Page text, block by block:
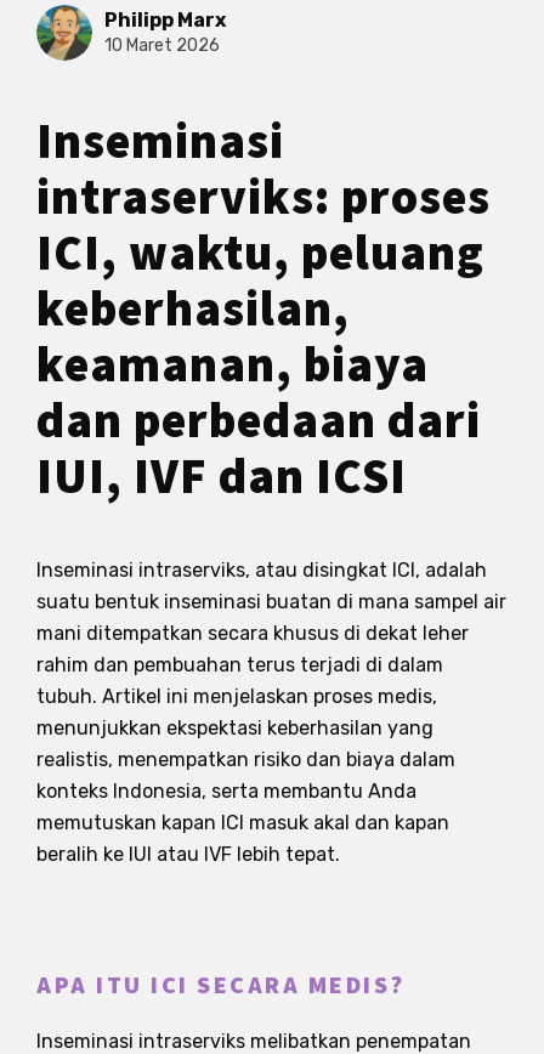
Philipp Marx
10 Maret 2026
Inseminasi
intraserviks: proses
ICI, waktu, peluang
keberhasilan,
keamanan, biaya
dan perbedaan dari
IUI, IVF dan ICSI
Inseminasi intraserviks, atau disingkat ICI, adalah
suatu bentuk inseminasi buatan di mana sampel air
mani ditempatkan secara khusus di dekat leher
rahim dan pembuahan terus terjadi di dalam
tubuh. Artikel ini menjelaskan proses medis,
menunjukkan ekspektasi keberhasilan yang
realistis, menempatkan risiko dan biaya dalam
konteks Indonesia, serta membantu Anda
memutuskan kapan ICI masuk akal dan kapan
beralih ke IUI atau IVF lebih tepat.
APA ITU ICI SECARA MEDIS?
Inseminasi intraserviks melibatkan penempatan